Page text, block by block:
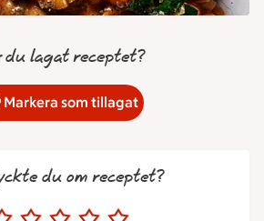
du lagat receptet?
Markera som tillagat
du om receptet?